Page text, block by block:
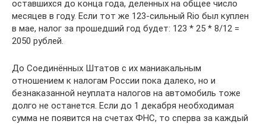
оставшихся до конца года, деленных на общее число
месяцев в году. Если тот же 123-сильный Rio был куплен
в мае, налог за прошедший год будет: 123 * 25 * 8/12 =
2050 рублей.
До Соединённых Штатов с их маниакальным
отношением к налогам России пока далеко, но и
безнаказанной неуплата налогов на автомобиль тоже
долго не останется. Если до 1 декабря необходимая
сумма не появится на счетах ФНС, то сперва за каждый